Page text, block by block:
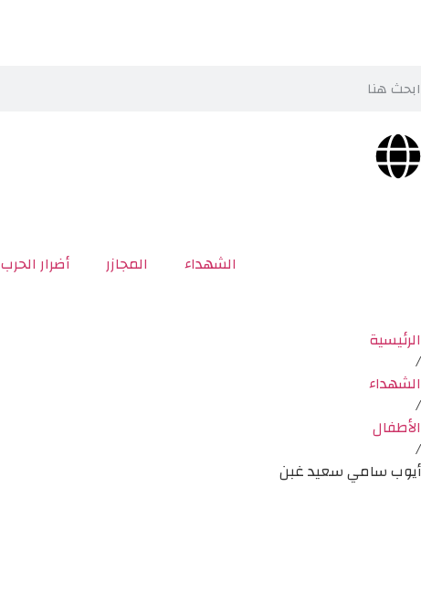
الشهداء المجازر أضرار الحرب
الرئيسية
/
الشهداء
/
الأطفال
/
أيوب سامي سعيد غبن